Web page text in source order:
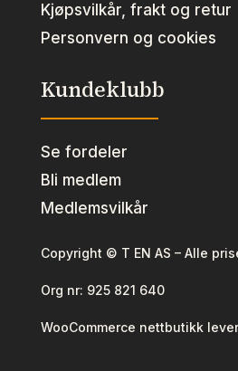
Kjøpsvilkår, frakt og retur
Personvern og cookies
Kundeklubb
Se fordeler
Bli medlem
Medlemsvilkår
Copyright © T EN AS – Alle
Org nr: 925 821 640
WooCommerce nettbutikk